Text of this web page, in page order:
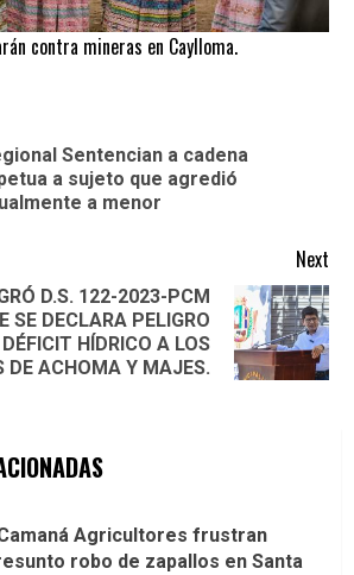
contra mineras en Caylloma.
Sentencian a cadena
a sujeto que agredió
a menor
Next
D.S. 122-2023-PCM
SE DECLARA PELIGRO
HÍDRICO A LOS
DE ACHOMA Y MAJES.
Agricultores frustran
robo de zapallos en Santa